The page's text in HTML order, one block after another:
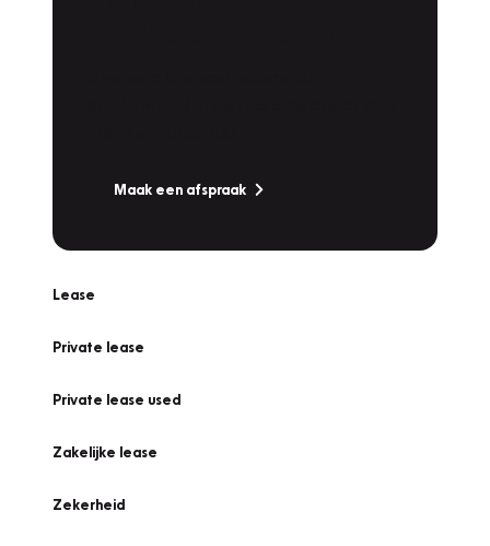
Maak een afspraak
Lease
Private lease
Private lease used
Zakelijke lease
Zekerheid